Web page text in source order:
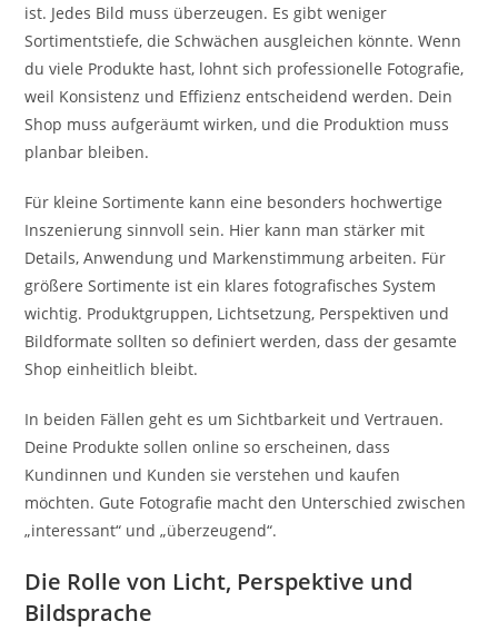
ist. Jedes Bild muss überzeugen. Es gibt weniger
Sortimentstiefe, die Schwächen ausgleichen könnte. Wenn
du viele Produkte hast, lohnt sich professionelle Fotografie,
weil Konsistenz und Effizienz entscheidend werden. Dein
Shop muss aufgeräumt wirken, und die Produktion muss
planbar bleiben.
Für kleine Sortimente kann eine besonders hochwertige
Inszenierung sinnvoll sein. Hier kann man stärker mit
Details, Anwendung und Markenstimmung arbeiten. Für
größere Sortimente ist ein klares fotografisches System
wichtig. Produktgruppen, Lichtsetzung, Perspektiven und
Bildformate sollten so definiert werden, dass der gesamte
Shop einheitlich bleibt.
In beiden Fällen geht es um Sichtbarkeit und Vertrauen.
Deine Produkte sollen online so erscheinen, dass
Kundinnen und Kunden sie verstehen und kaufen
möchten. Gute Fotografie macht den Unterschied zwischen
„interessant“ und „überzeugend“.
Die Rolle von Licht, Perspektive und
Bildsprache